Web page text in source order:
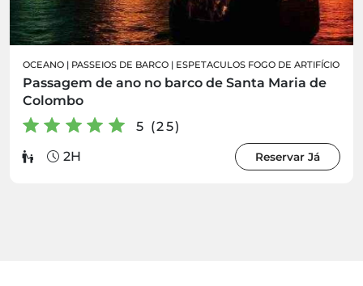
OCEANO | PASSEIOS DE BARCO | ESPETACULOS FOGO DE ARTIFÍCIO
Passagem de ano no barco de Santa Maria de
Colombo
5 (25)
2H
Reservar Já